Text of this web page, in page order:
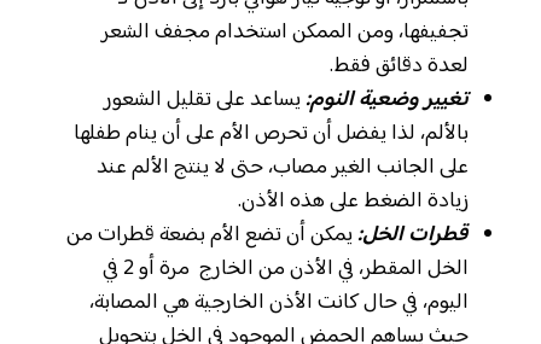
تجفيفها، ومن الممكن استخدام مجفف الشعر
لعدة دقائق فقط.
تغيير وضعية النوم: يساعد على تقليل الشعور
بالألم، لذا يفضل أن تحرص الأم على أن ينام طفلها
على الجانب الغير مصاب، حتى لا ينتج الألم عند
زيادة الضغط على هذه الأذن.
قطرات الخل: يمكن أن تضع الأم بضعة قطرات من
الخل المقطر، في الأذن من الخارج مرة أو 2 في
اليوم، في حال كانت الأذن الخارجية هي المصابة،